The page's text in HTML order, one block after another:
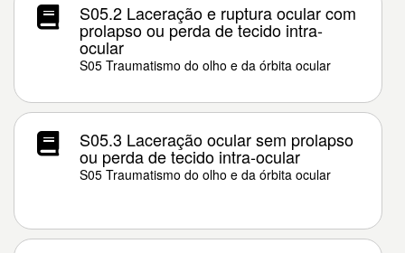
S05.2 Laceração e ruptura ocular com
prolapso ou perda de tecido intra-
ocular
S05 Traumatismo do olho e da órbita ocular
S05.3 Laceração ocular sem prolapso
ou perda de tecido intra-ocular
S05 Traumatismo do olho e da órbita ocular